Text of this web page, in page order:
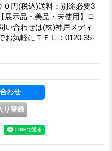
円(税込)送料：別途必要3
示品・美品・未使用】ロ
い合わせは(株)神戸メディ
気軽にＴＥＬ：0120-35-